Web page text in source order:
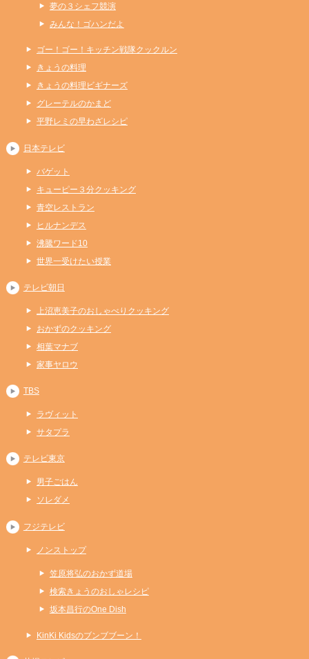
夢の３シェフ競演
みんな！ゴハンだよ
ゴー！ゴー！キッチン戦隊クックルン
きょうの料理
きょうの料理ビギナーズ
グレーテルのかまど
平野レミの早わざレシピ
日本テレビ
バゲット
キューピー３分クッキング
青空レストラン
ヒルナンデス
沸騰ワード10
世界一受けたい授業
テレビ朝日
上沼恵美子のおしゃべりクッキング
おかずのクッキング
相葉マナブ
家事ヤロウ
TBS
ラヴィット
サタプラ
テレビ東京
男子ごはん
ソレダメ
フジテレビ
ノンストップ
笠原将弘のおかず道場
検索きょうのおしゃレシピ
坂本昌行のOne Dish
KinKi Kidsのブンブブーン！